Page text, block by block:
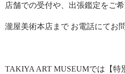
店舗での受付や、出張鑑定をご希
瀧屋美術本店まで お電話にてお
TAKIYA ART MUSEUMでは【特